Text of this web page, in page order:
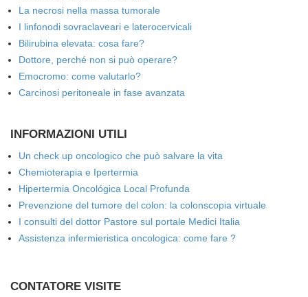
La necrosi nella massa tumorale
I linfonodi sovraclaveari e laterocervicali
Bilirubina elevata: cosa fare?
Dottore, perché non si può operare?
Emocromo: come valutarlo?
Carcinosi peritoneale in fase avanzata
INFORMAZIONI UTILI
Un check up oncologico che può salvare la vita
Chemioterapia e Ipertermia
Hipertermia Oncológica Local Profunda
Prevenzione del tumore del colon: la colonscopia virtuale
I consulti del dottor Pastore sul portale Medici Italia
Assistenza infermieristica oncologica: come fare ?
CONTATORE VISITE